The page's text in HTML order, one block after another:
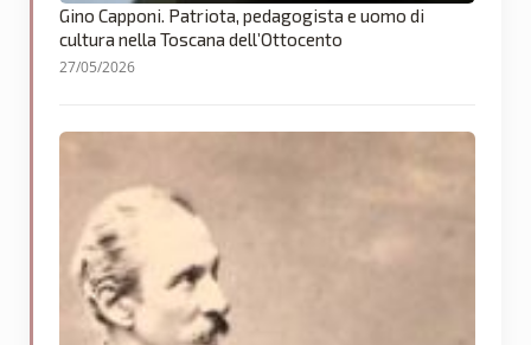
Gino Capponi. Patriota, pedagogista e uomo di
cultura nella Toscana dell’Ottocento
27/05/2026